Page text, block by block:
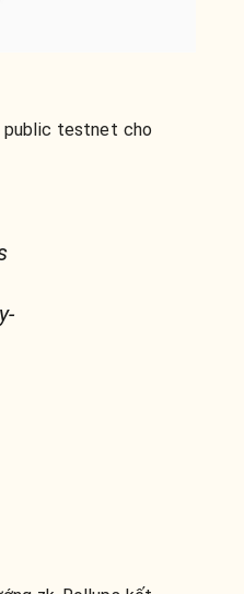
public testnet cho